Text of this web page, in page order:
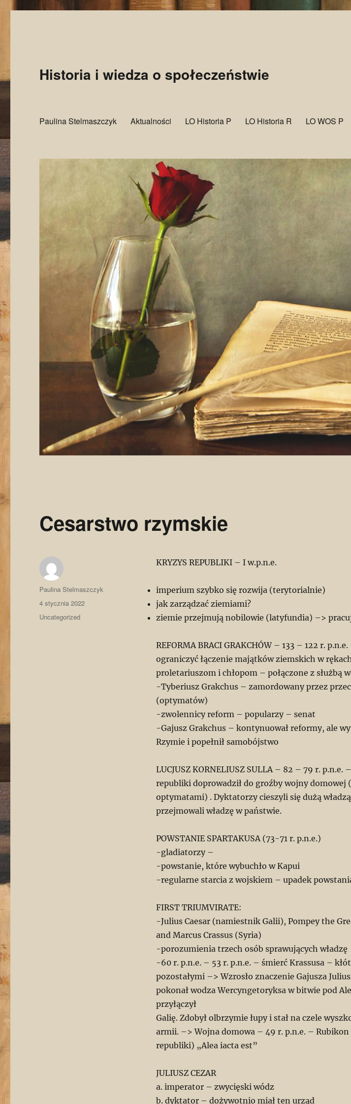
Historia i wiedza o społeczeństwie
Paulina Stelmaszczyk Aktualności LO Historia P LO Historia R LO WOS P
Cesarstwo rzymskie
KRYZYS REPUBLIKI – I w.p.n.e.
imperium szybko się rozwija (terytorialnie)
jak zarządzać ziemiami?
ziemie przejmują nobilowie (latyfundia) –>
REFORMA BRACI GRAKCHÓW – 133 – 122 r.
ograniczyć łączenie majątków ziemskich w
proletariuszom i chłopom – połączone z służbą
-Tyberiusz Grakchus – zamordowany przez
(optymatów)
-zwolennicy reform – popularzy – senat
-Gajusz Grakchus – kontynuował reformy, ale
Rzymie i popełnił samobójstwo
LUCJUSZ KORNELIUSZ SULLA – 82 – 79 r.
republiki doprowadził do groźby wojny domowej
optymatami) . Dyktatorzy cieszyli się dużą
przejmowali władzę w państwie.
POWSTANIE SPARTAKUSA (73-71 r. p.n.e.)
-gladiatorzy –
-powstanie, które wybuchło w Kapui
-regularne starcia z wojskiem – upadek
FIRST TRIUMVIRATE:
-Julius Caesar (namiestnik Galii), Pompey the
and Marcus Crassus (Syria)
-porozumienia trzech osób sprawujących władzę
-60 r. p.n.e. – 53 r. p.n.e. – śmierć Krassusa –
pozostałymi –> Wzrosło znaczenie Gajusza
pokonał wodza Wercyngetoryksa w bitwie pod
przyłączył
Galię. Zdobył olbrzymie łupy i stał na czele
armii. –> Wojna domowa – 49 r. p.n.e. –
republiki) „Alea iacta est”
JULIUSZ CEZAR
a. imperator – zwycięski wódz
b. dyktator – dożywotnio miał ten urząd
Autor
Paulina Stelmaszczyk
Data
publikacji
4 stycznia 2022
Kategorie
Uncategorized